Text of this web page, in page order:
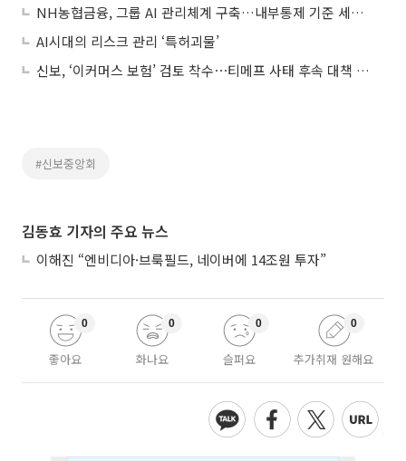
NH농협금융, 그룹 AI 관리체계 구축…내부통제 기준 세운다
AI시대의 리스크 관리 ‘특허괴물’
신보, ‘이커머스 보험’ 검토 착수⋯티메프 사태 후속 대책 나오나
#신보중앙회
김동효 기자의 주요 뉴스
이해진 “엔비디아·브룩필드, 네이버에 14조원 투자”
좋아요
0
화나요
0
슬퍼요
0
추가취재 원해요
0